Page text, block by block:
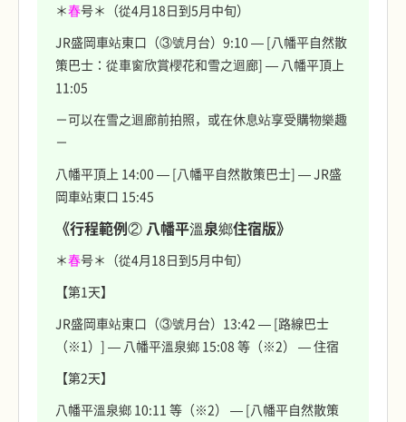
＊春号＊（從4月18日到5月中旬）
JR盛岡車站東口（③號月台）9:10 — [八幡平自然散
策巴士：從車窗欣賞櫻花和雪之迴廊] — 八幡平頂上
11:05
－可以在雪之迴廊前拍照，或在休息站享受購物樂趣
－
八幡平頂上 14:00 — [八幡平自然散策巴士] — JR盛
岡車站東口 15:45
《行程範例② 八幡平溫泉鄉住宿版》
＊春号＊（從4月18日到5月中旬）
【第1天】
JR盛岡車站東口（③號月台）13:42 — [路線巴士
（※1）] — 八幡平溫泉鄉 15:08 等（※2） — 住宿
【第2天】
八幡平溫泉鄉 10:11 等（※2） — [八幡平自然散策